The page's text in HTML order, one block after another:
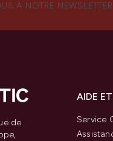
À NOTRE NEWSLETTER
de
AIDE
Service